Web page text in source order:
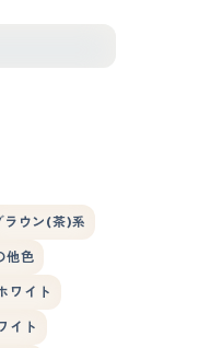
ラウン(茶)系
他色
ワイト
イト